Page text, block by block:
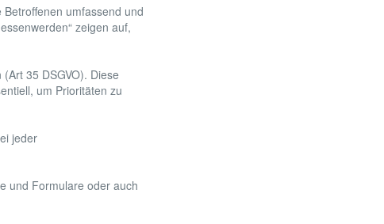
umfassend und
zeigen auf,
35 DSGVO). Diese
um Prioritäten zu
jeder
und Formulare oder auch